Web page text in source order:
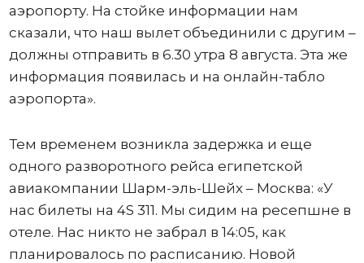
аэропорту. На стойке информации нам
сказали, что наш вылет объединили с другим –
должны отправить в 6.30 утра 8 августа. Эта же
информация появилась и на онлайн-табло
аэропорта».
Тем временем возникла задержка и еще
одного разворотного рейса египетской
авиакомпании Шарм-эль-Шейх – Москва: «У
нас билеты на 4S 311. Мы сидим на ресепшне в
отеле. Нас никто не забрал в 14:05, как
планировалось по расписанию. Новой